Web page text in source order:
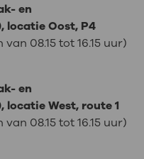
en
locatie Oost, P4
08.15 tot 16.15 uur)
en
West, route 1
08.15 tot 16.15 uur)